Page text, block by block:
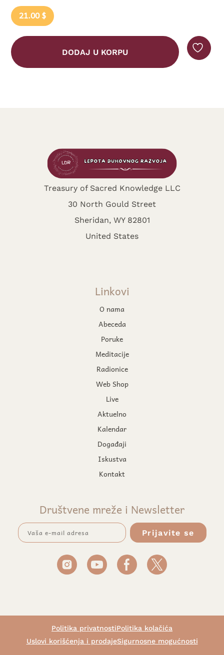
21.00$
DODAJ U KORPU
Treasury of Sacred Knowledge LLC
30 North Gould Street
Sheridan, WY 82801
United States
Linkovi
O nama
Abeceda
Poruke
Meditacije
Radionice
Web Shop
Live
Aktuelno
Kalendar
Događaji
Iskustva
Kontakt
Društvene mreže i Newsletter
Politika privatnostiPolitika kolačića
Uslovi korišćenja i prodajeSigurnosne mogućnosti